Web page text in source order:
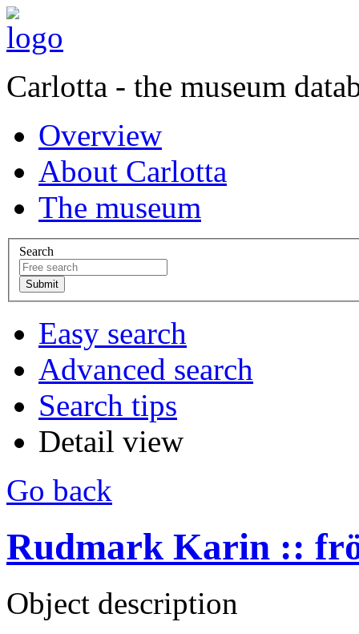
Carlotta - the museum
Overview
About Carlotta
The museum
Search
Easy search
Advanced search
Search tips
Detail view
Go back
Rudmark Karin ::
Object description